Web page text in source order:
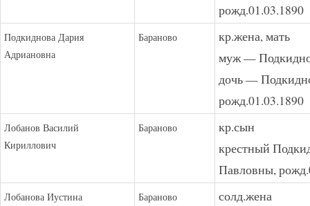
рожд.01.03.1890
Подкиднова Дария
Адриановна
Бараново
кр.жена, мать
муж —
дочь —
рожд.01.03.1890
Лобанов Василий
Кириллович
Бараново
кр.сын
крестный
Павловны,
Лобанова Иустина
Бараново
солд.жена